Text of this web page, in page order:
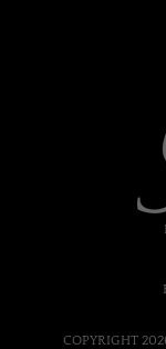
COPYRIGHT